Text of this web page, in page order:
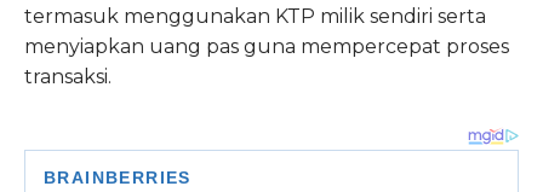
termasuk menggunakan KTP milik sendiri serta
menyiapkan uang pas guna mempercepat proses
transaksi.